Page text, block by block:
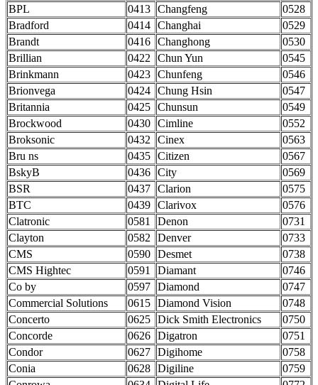
BPL
0413 Changfeng
0528
Bradford
0414 Changhai
0529
Brandt
0416 Changhong
0530
Brillian
0422 Chun Yun
0545
Brinkmann
0423 Chunfeng
0546
Brionvega
0424 Chung Hsin
0547
Britannia
0425 Chunsun
0549
Brockwood
0430 Cimline
0552
Broksonic
0432 Cinex
0563
Bru ns
0435 Citizen
0567
BskyB
0436 City
0569
BSR
0437 Clarion
0575
BTC
0439 Clarivox
0576
Clatronic
0581 Denon
0731
Clayton
0582 Denver
0733
CMS
0590 Desmet
0738
CMS Hightec
0591 Diamant
0746
Co by
0597 Diamond
0747
Commercial Solutions
0615 Diamond Vision
0748
Concerto
0625 Dick Smith Electronics
0750
Concorde
0626 Digatron
0751
Condor
0627 Digihome
0758
Conia
0628 Digiline
0759